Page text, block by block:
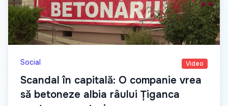
Social Video
Scandal în capitală: O companie vrea
să betoneze albia râului Țiganca